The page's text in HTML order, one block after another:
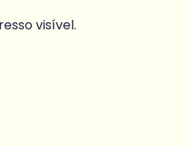
visível.